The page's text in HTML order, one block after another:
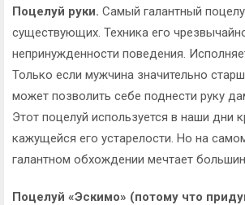
Поцелуй руки. Самый галантный
существующих. Техника его
непринужденности поведения.
Только если мужчина значительно
может позволить себе поднести руку
Этот поцелуй используется в наши дни
кажущейся его устарелости. Но на
галантном обхождении мечтает
Поцелуй «Эскимо» (потому что